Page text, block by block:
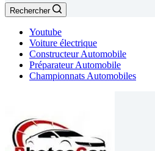
Rechercher
Youtube
Voiture électrique
Constructeur Automobile
Préparateur Automobile
Championnats Automobiles